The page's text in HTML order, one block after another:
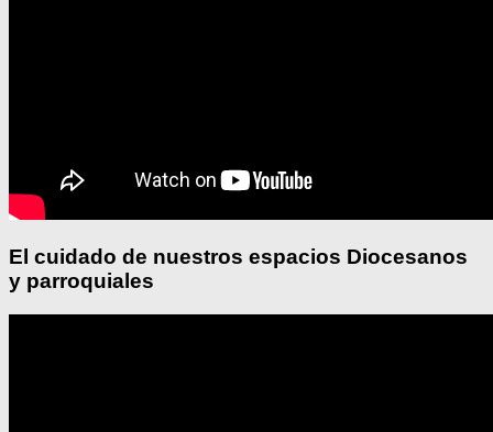
El cuidado de nuestros espacios Diocesanos
y parroquiales